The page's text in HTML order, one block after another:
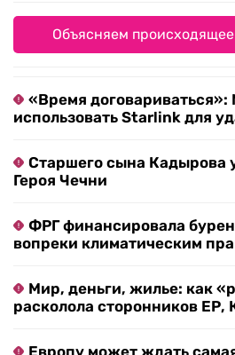
Объясняем
«Время договариваться»:
использовать Starlink для
Старшего сына Кадырова
Героя Чечни
ФРГ финансировала
вопреки климатическим
Мир, деньги, жилье: как
расколола сторонников
Европу может ждать